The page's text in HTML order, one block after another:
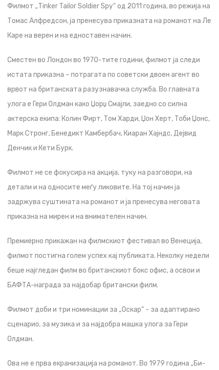
Филмот „Tinker Tailor Soldier Spy“ од 2011 година, во режија на
Томас Алфредсон, ја пренесува приказната на романот на Ле
Каре на верен и на едноставен начин.
Сместен во Лондон во 1970-тите години, филмот ја следи
истата приказна – потрагата по советски двоен агент во
врвот на британската разузнавачка служба. Во главната
улога е Гери Олдман како Џорџ Смајли, заедно со силна
актерска екипа: Колин Фирт, Том Харди, Џон Херт, Тоби Џонс,
Марк Стронг, Бенедикт Камбербач, Киаран Хајндс, Дејвид
Денчик и Кети Бурк.
Филмот не се фокусира на акција, туку на разговори, на
детали и на односите меѓу ликовите. На тој начин ја
задржува суштината на романот и ја пренесува неговата
приказна на мирен и на внимателен начин.
Премиерно прикажан на филмскиот фестивал во Венеција,
филмот постигна голем успех кај публиката. Неколку недели
беше најгледан филм во британскиот бокс офис, а освои и
БАФТА-награда за најдобар британски филм.
Филмот доби и три номинации за „Оскар“ - за адаптирано
сценарио, за музика и за најдобра машка улога за Гери
Олдман.
Ова не е прва екранизација на романот. Во 1979 година „Би-